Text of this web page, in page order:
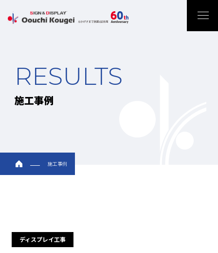
RESULTS
施工事例
施工事例
ディスプレイ工事